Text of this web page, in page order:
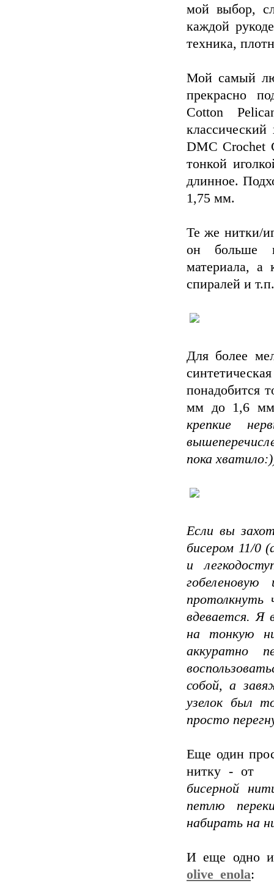
мой выбор,
каждой
техника,
Мой самый
прекрасно
Cotton
DMC Crochet
тонкой
длинное.
1,75 мм.
Те же нитки/
он больше
материала, а
спиралей и т.п.
Для более
понадобится
мм до 1,6
крепкие
пока
Если вы
бисером 11/0
и
протолкнуть
вдевается. Я
на тонкую
аккуратно
собой, а
узелок был
просто
Еще один
нитку - от
бисерной
петлю
набирать на
И еще одно
olive_enola